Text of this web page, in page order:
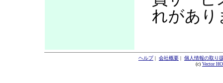
れがあり
ヘルプ| 会社概要 | 個人情報の取り
(c) Vector